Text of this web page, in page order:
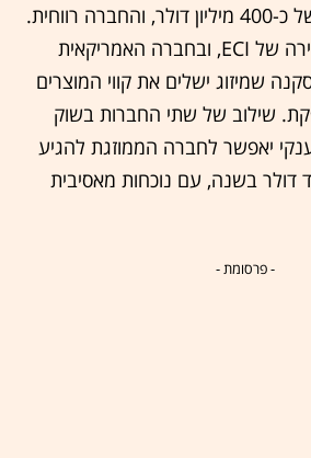
ל-ECI מחזור מכירות של כ-400 מיליון דולר, והחברה רווחית.
ריבון אינה מתחרה ישירה של ECI, ובחברה האמריקאית
שמיזוג ישלים את קווי המוצרים
שילוב של שתי החברות בשוק
יאפשר לחברה הממוזגת להגיע
דולר בשנה, עם נוכחות מאסיבית
- פרסומת -